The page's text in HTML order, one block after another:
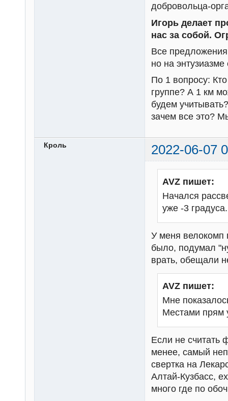
добровольца-
Игорь делает
нас за собой.
Все
но на
По 1 вопросу:
группе? А 1 км
будем
зачем все это?
Кроль 2022-06-07
AVZ пишет:
Начался
уже -3 градуса.
У меня велокомп
было, подумал
врать, обещали
AVZ пишет:
Мне
Местами прям
Если не считать
менее, самый
свертка на
Алтай-Кузбасс,
много где по